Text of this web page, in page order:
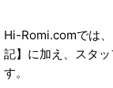
Hi-Romi.comでは
記】に加え、スタ
す。